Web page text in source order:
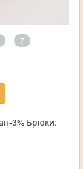
7
3% Брюки: